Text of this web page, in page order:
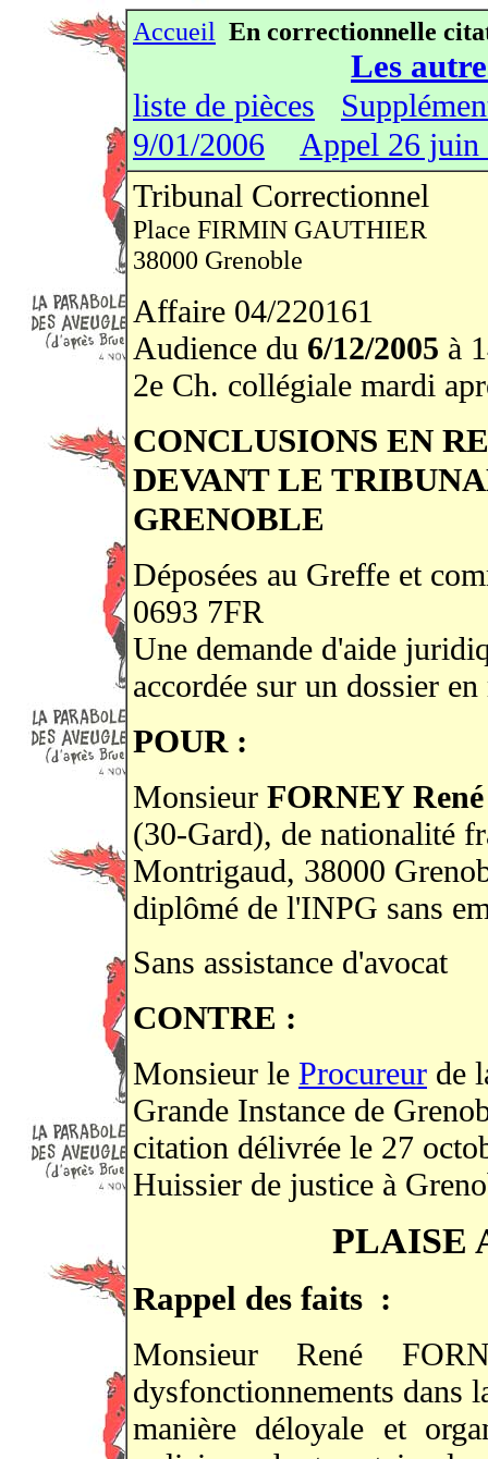
Accueil En correctionnelle
Les
liste de pièces
9/01/2006
Appel 26 juin
Tribunal Correctionnel
Place FIRMIN GAUTHIER
38000 Grenoble
Affaire 04/220161
Audience du 6/12/2005 à
2e Ch. collégiale mardi
CONCLUSIONS EN
DEVANT LE
GRENOBLE
Déposées au Greffe et
0693 7FR
Une demande d'aide
accordée sur un dossier
POUR :
Monsieur FORNEY
(30-Gard), de nationalité
Montrigaud, 38000
diplômé de l'INPG sans
Sans assistance d'avocat
CONTRE :
Monsieur le Procureur de
Grande Instance de
citation délivrée le 27
Huissier de justice à
PLAISE
Rappel des faits :
Monsieur René
dysfonctionnements dans
manière déloyale et